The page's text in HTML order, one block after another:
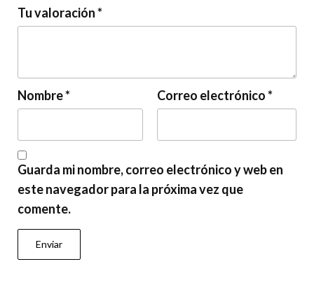
Tu valoración*
Nombre* Correo electrónico*
Guarda mi nombre, correo electrónico y web en
este navegador para la próxima vez que
comente.